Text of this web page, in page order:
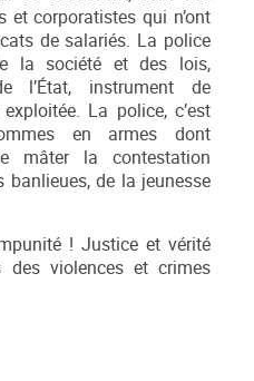
et corporatistes qui n’ont
de salariés. La police
la société et des lois,
l’État, instrument de
La police, c’est
en armes dont
mâter la contestation
banlieues, de la jeunesse
! Justice et vérité
violences et crimes